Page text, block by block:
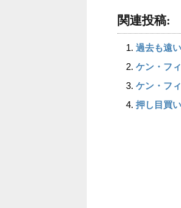
関連投稿:
過去も遠
ケン・フ
ケン・フ
押し目買